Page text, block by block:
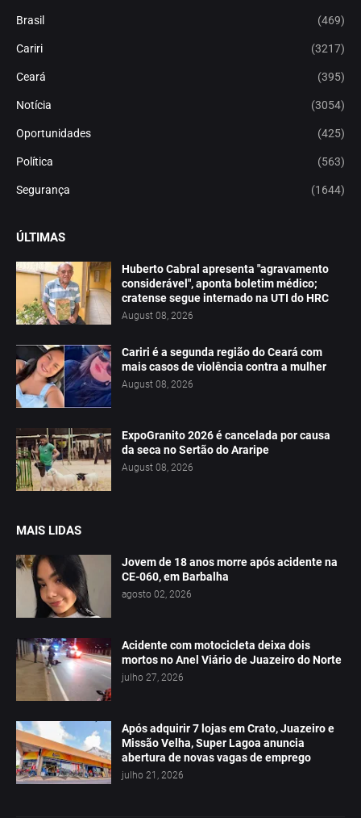
Brasil (469)
Cariri (3217)
Ceará (395)
Notícia (3054)
Oportunidades (425)
Política (563)
Segurança (1644)
ÚLTIMAS
Huberto Cabral apresenta "agravamento
considerável", aponta boletim médico;
cratense segue internado na UTI do HRC
August 08, 2026
Cariri é a segunda região do Ceará com
mais casos de violência contra a mulher
August 08, 2026
ExpoGranito 2026 é cancelada por causa
da seca no Sertão do Araripe
August 08, 2026
MAIS LIDAS
Jovem de 18 anos morre após acidente na
CE-060, em Barbalha
agosto 02, 2026
Acidente com motocicleta deixa dois
mortos no Anel Viário de Juazeiro do Norte
julho 27, 2026
Após adquirir 7 lojas em Crato, Juazeiro e
Missão Velha, Super Lagoa anuncia
abertura de novas vagas de emprego
julho 21, 2026